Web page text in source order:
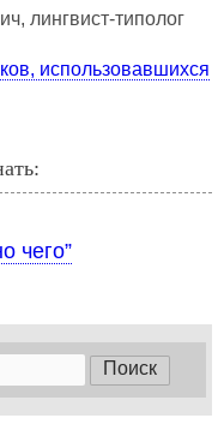
лингвист-типолог
использовавшихся
чего”